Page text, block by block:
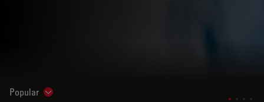
Popular Show subnavigation